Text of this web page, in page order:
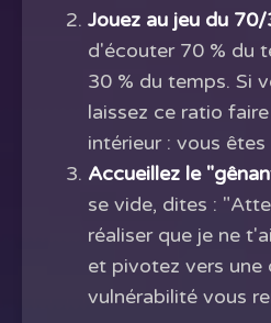
Jouez au jeu du
d'écouter 70 % du
30 % du temps. Si
laissez ce ratio
intérieur : vous
Accueillez le
se vide, dites :
réaliser que je ne
et pivotez vers une
vulnérabilité vous